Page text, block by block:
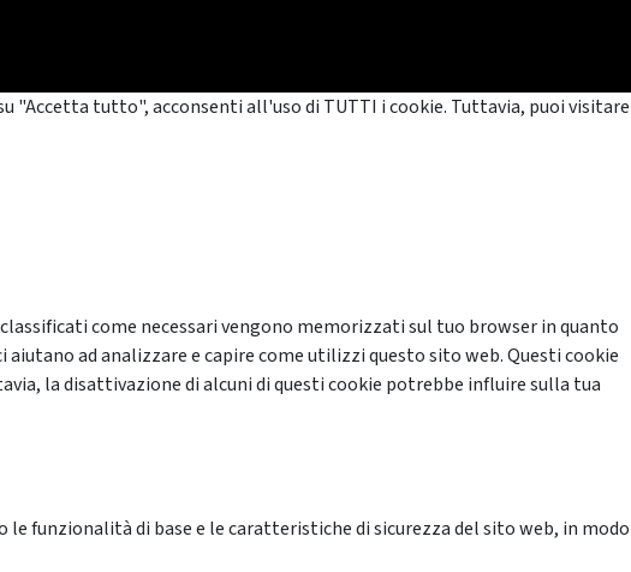
"Accetta tutto", acconsenti all'uso di TUTTI i cookie. Tuttavia, puoi visitare
come necessari vengono memorizzati sul tuo browser in quanto
ad analizzare e capire come utilizzi questo sito web. Questi cookie
la disattivazione di alcuni di questi cookie potrebbe influire sulla tua
funzionalità di base e le caratteristiche di sicurezza del sito web, in modo